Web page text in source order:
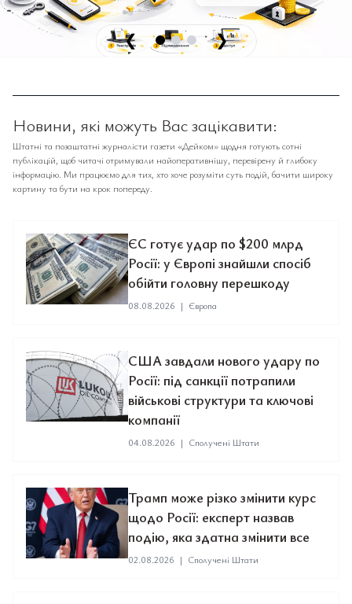
❮ ❯
Новини, які можуть Вас зацікавити:
Штатні та позаштатні журналісти газети «Дейком» щодня готують сотні
публікацій, щоб читачі отримували найоперативнішу, перевірену й глибоку
інформацію. Ми працюємо для тих, хто хоче розуміти суть подій, бачити широку
картину та бути на крок попереду.
ЄС готує удар по $200 млрд
Росії: у Європі знайшли спосіб
обійти головну перешкоду
08.08.2026 | Європа
США завдали нового удару по
Росії: під санкції потрапили
військові структури та ключові
компанії
04.08.2026 | Сполучені Штати
Трамп може різко змінити курс
щодо Росії: експерт назвав
подію, яка здатна змінити все
02.08.2026 | Сполучені Штати